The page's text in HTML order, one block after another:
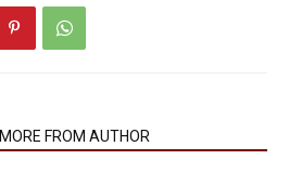
MORE FROM AUTHOR